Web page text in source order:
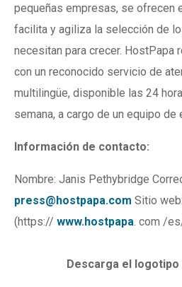
pequeñas empresas, se ofrecen
facilita y agiliza la selección de
necesitan para crecer. HostPapa
con un reconocido servicio de
multilingüe, disponible las 24
semana, a cargo de un equipo de
Información de contacto:
Nombre: Janis Pethybridge
press@hostpapa.com Sitio
(https:// www.hostpapa. com /
Descarga el logotipo